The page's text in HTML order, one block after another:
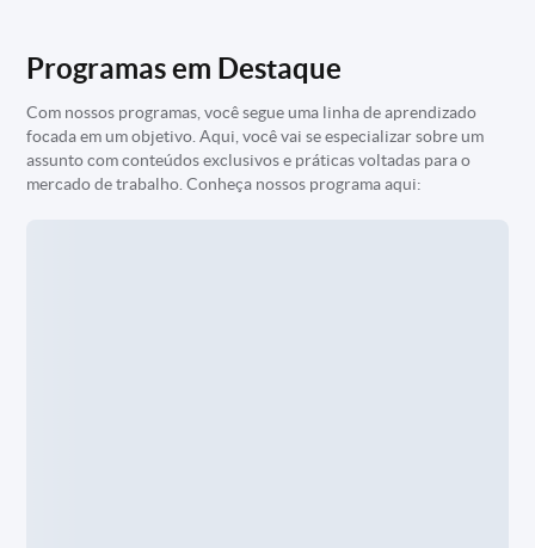
Programas em Destaque
Com nossos programas, você segue uma linha de aprendizado
focada em um objetivo. Aqui, você vai se especializar sobre um
assunto com conteúdos exclusivos e práticas voltadas para o
mercado de trabalho. Conheça nossos programa aqui: